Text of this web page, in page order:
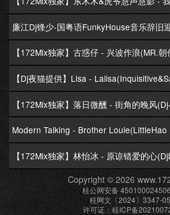
Modern Talking - Brother Louie(LittleHao
Copyright © 2026
桂公网安备
桂网文〔2024〕3347-
许可证：桂ICP备